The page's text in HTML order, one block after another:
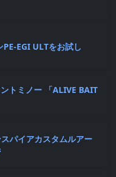
EGI ULTをお試し
トミノー 「ALIVE BAIT
パイアカスタムルアー